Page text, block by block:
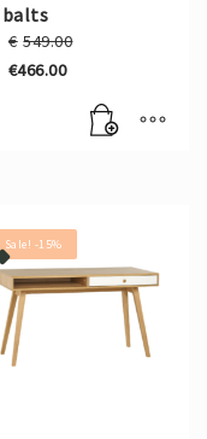
balts
€ 549.00
€549.00.
€466.00
Sale! -15%